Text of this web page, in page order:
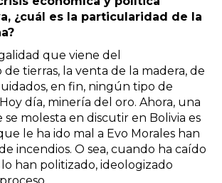
¿cuál es la particularidad de la
que viene del
de tierras, la venta de la madera, de
en fin, ningún tipo de
día, minería del oro. Ahora, una
se molesta en discutir en Bolivia es
le ha ido mal a Evo Morales han
incendios. O sea, cuando ha caído
han politizado, ideologizado